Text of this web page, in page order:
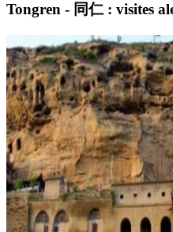
Tongren - 同仁 : visites